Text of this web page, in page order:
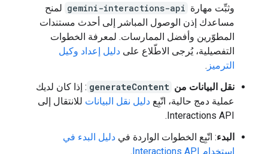
وثبِّت مهارة gemini-interactions-api لمنح
مساعدك إذن الوصول المباشر إلى أحدث مستندات
المطوّرين وأفضل الممارسات. لمعرفة الخطوات
التفصيلية، يُرجى الاطّلاع على دليل إعداد وكيل
الترميز .
نقل البيانات من generateContent : إذا كان لديك
عملية دمج حالية، اتّبِع دليل نقل البيانات للانتقال إلى
Interactions API.
البدء: اتّبِع الخطوات الواردة في دليل البدء في
استخدام Interactions API
.